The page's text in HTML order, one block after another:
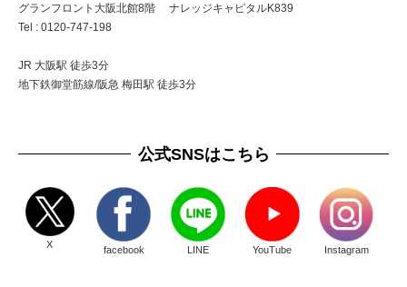
グランフロント大阪北館8階 ナレッジキャピタルK839
Tel : 0120-747-198
JR 大阪駅 徒歩3分
地下鉄御堂筋線/阪急 梅田駅 徒歩3分
公式SNSはこちら
X facebook LINE YouTube Instagram